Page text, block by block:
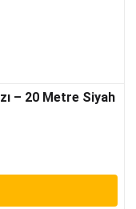
– 20 Metre Siyah